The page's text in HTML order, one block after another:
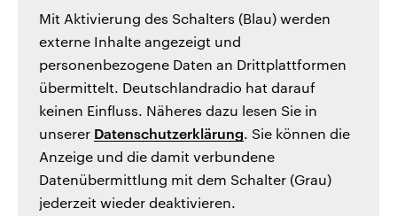
Mit Aktivierung des Schalters (Blau) werden
externe Inhalte angezeigt und
personenbezogene Daten an Drittplattformen
übermittelt. Deutschlandradio hat darauf
keinen Einfluss. Näheres dazu lesen Sie in
unserer Datenschutzerklärung . Sie können die
Anzeige und die damit verbundene
Datenübermittlung mit dem Schalter (Grau)
jederzeit wieder deaktivieren.